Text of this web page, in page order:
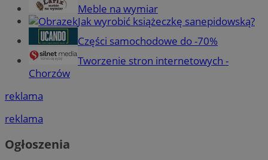
Meble na wymiar
Jak wyrobić książeczkę sanepidowską?
Części samochodowe do -70%
Tworzenie stron internetowych -
Chorzów
reklama
reklama
Ogłoszenia